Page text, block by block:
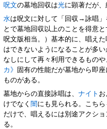
呪文の墓地回収は光に顕著だが、
水は呪文に対して「回収→詠唱」
とで墓地回収以上のことを得意
呪文版相当。）基本的に、唱え
はできないようになることが多
なしにして再々利用できるものや
カ》
固有の性能だが墓地から即
ものがある。
墓地からの直接詠唱は、ナイト お
けでなく 闇にも見られる。こちら
だけで、唱えるには別途アクシ
る。